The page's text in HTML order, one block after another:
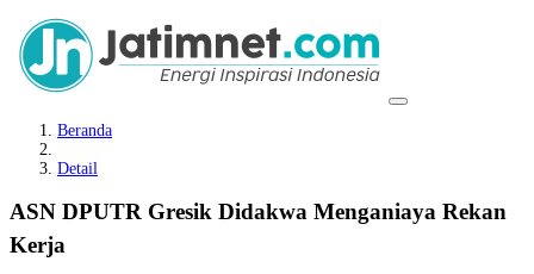
Beranda
Detail
ASN DPUTR Gresik Didakwa Menganiaya Rekan
Kerja